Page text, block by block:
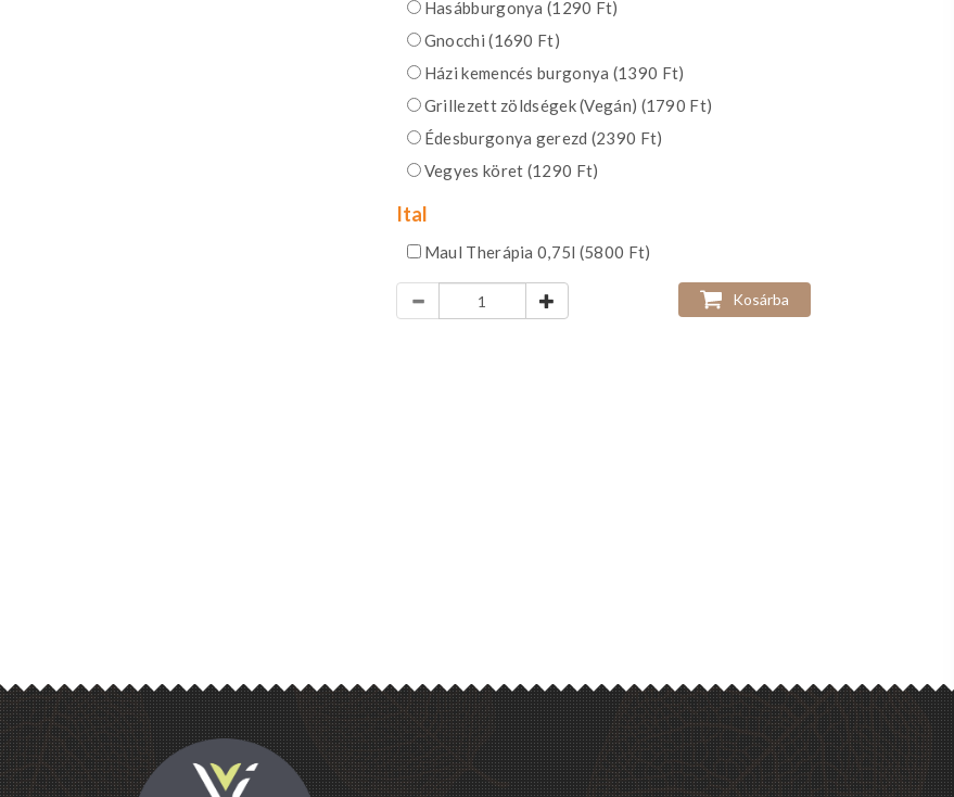
Hasábburgonya (1290 Ft)
Gnocchi (1690 Ft)
Házi kemencés burgonya (1390 Ft)
Grillezett zöldségek (Vegán) (1790 Ft)
Édesburgonya gerezd (2390 Ft)
Vegyes köret (1290 Ft)
Ital
Maul Therápia 0,75l (5800 Ft)
Kosárba